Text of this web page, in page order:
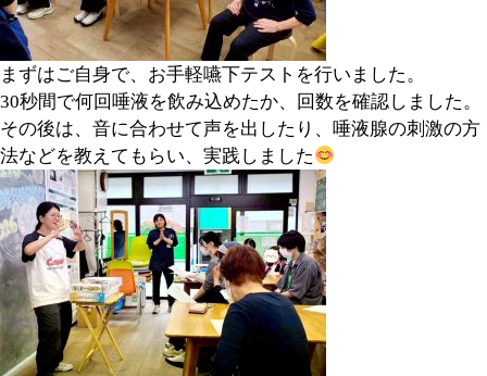
まずはご自身で、お手軽嚥下テストを行いました。
30秒間で何回唾液を飲み込めたか、回数を確認しました。
その後は、音に合わせて声を出したり、唾液腺の刺激の方
法などを教えてもらい、実践しました